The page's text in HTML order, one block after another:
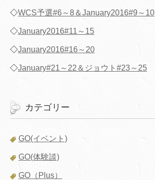
◇WCS予選#6～8＆January2016#9～10
◇January2016#11～15
◇January2016#16～20
◇January#21～22＆ジョウト#23～25
カテゴリー
GO(イベント)
GO(体験談)
GO（Plus）